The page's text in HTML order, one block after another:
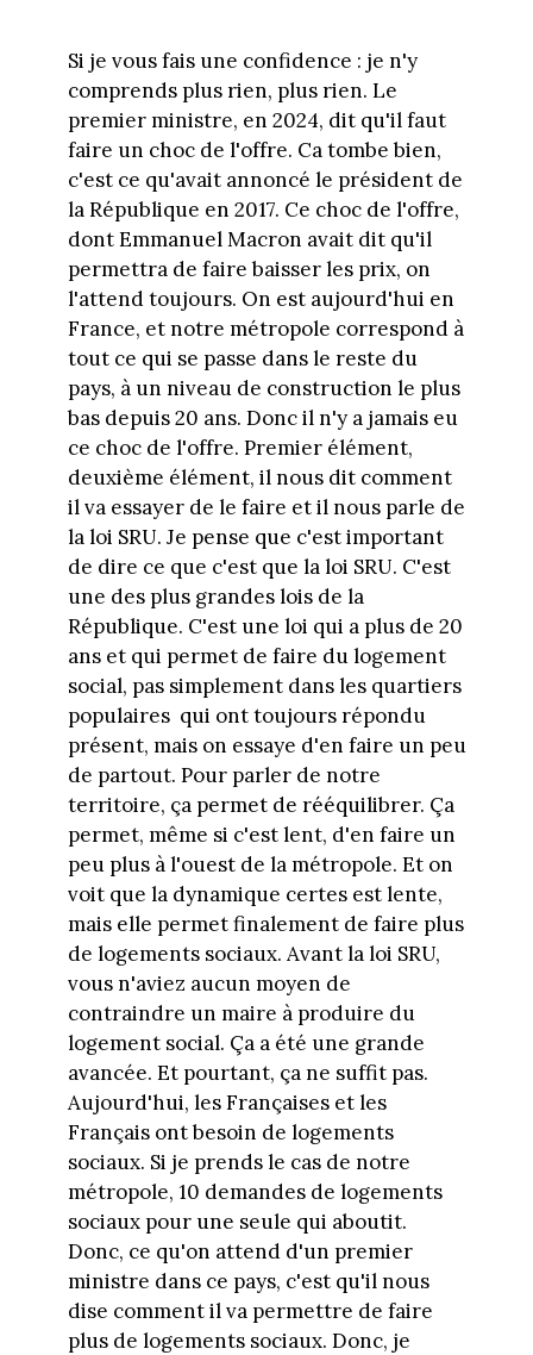
Si je vous fais une confidence : je n'y
comprends plus rien, plus rien. Le
premier ministre, en 2024, dit qu'il faut
faire un choc de l'offre. Ca tombe bien,
c'est ce qu'avait annoncé le président de
la République en 2017. Ce choc de l'offre,
dont Emmanuel Macron avait dit qu'il
permettra de faire baisser les prix, on
l'attend toujours. On est aujourd'hui en
France, et notre métropole correspond à
tout ce qui se passe dans le reste du
pays, à un niveau de construction le plus
bas depuis 20 ans. Donc il n'y a jamais eu
ce choc de l'offre. Premier élément,
deuxième élément, il nous dit comment
il va essayer de le faire et il nous parle de
la loi SRU. Je pense que c'est important
de dire ce que c'est que la loi SRU. C'est
une des plus grandes lois de la
République. C'est une loi qui a plus de 20
ans et qui permet de faire du logement
social, pas simplement dans les quartiers
populaires qui ont toujours répondu
présent, mais on essaye d'en faire un peu
de partout. Pour parler de notre
territoire, ça permet de rééquilibrer. Ça
permet, même si c'est lent, d'en faire un
peu plus à l'ouest de la métropole. Et on
voit que la dynamique certes est lente,
mais elle permet finalement de faire plus
de logements sociaux. Avant la loi SRU,
vous n'aviez aucun moyen de
contraindre un maire à produire du
logement social. Ça a été une grande
avancée. Et pourtant, ça ne suffit pas.
Aujourd'hui, les Françaises et les
Français ont besoin de logements
sociaux. Si je prends le cas de notre
métropole, 10 demandes de logements
sociaux pour une seule qui aboutit.
Donc, ce qu'on attend d'un premier
ministre dans ce pays, c'est qu'il nous
dise comment il va permettre de faire
plus de logements sociaux. Donc, je